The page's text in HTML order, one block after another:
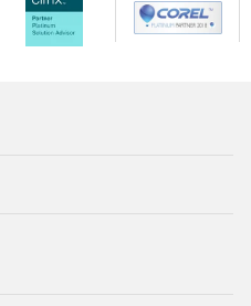
Инструменты сбора